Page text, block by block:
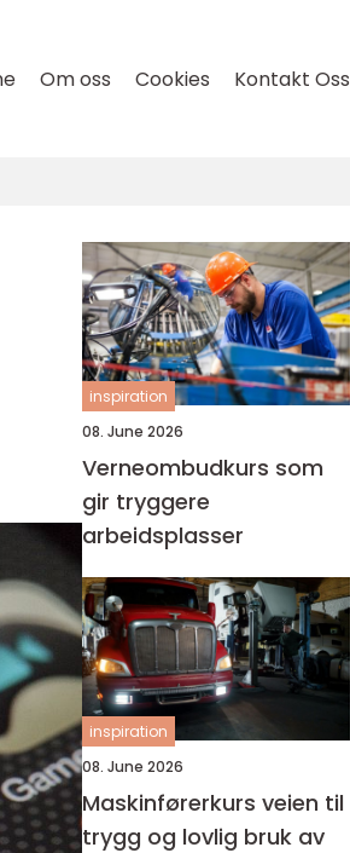
Om oss Cookies Kontakt Oss
inspiration
08. June 2026
Verneombudkurs som
gir tryggere
arbeidsplasser
inspiration
08. June 2026
Maskinførerkurs veien til
trygg og lovlig bruk av